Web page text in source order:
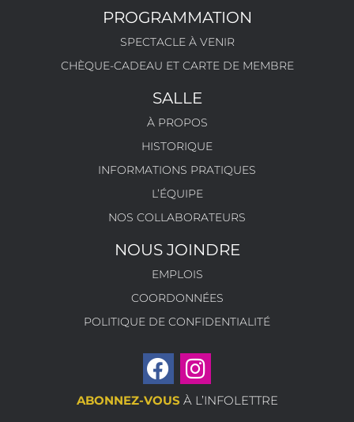
PROGRAMMATION
SPECTACLE À VENIR
CHÈQUE-CADEAU ET CARTE DE MEMBRE
SALLE
À PROPOS
HISTORIQUE
INFORMATIONS PRATIQUES
L’ÉQUIPE
NOS COLLABORATEURS
NOUS JOINDRE
EMPLOIS
COORDONNÉES
POLITIQUE DE CONFIDENTIALITÉ
ABONNEZ-VOUS À L’INFOLETTRE